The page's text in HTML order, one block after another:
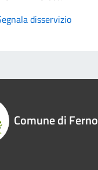
disservizio
Comune di Ferno